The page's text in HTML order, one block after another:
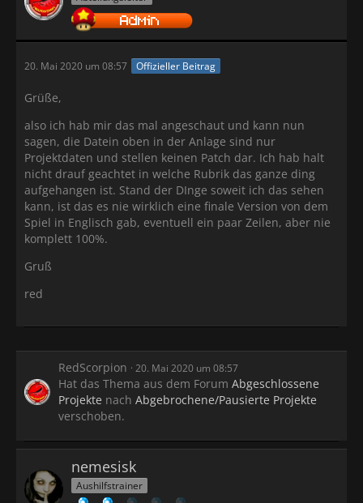
20. Mai 2020 um 08:57 Offizieller Beitrag
Grüße,
also ich hab mir das mal angeschaut und kann nun
sagen, die Datein oben in der Anlage sind nur
Projektdaten und stellen keinen Patch dar. Ich hab halt
nicht drauf geachtet in welche Rubrik das ganze ding
aufgehangen ist. Stand der DInge soweit ich das sehen
kann, ist das es nie wirklich eine finale Version von dem
Spiel in Englisch gab, eventuell ein paar Zeilen, aber nie
komplett 100%.
Gruß
red
RedScorpion 20. Mai 2020 um 08:57
Hat das Thema aus dem Forum Abgeschlossene
Projekte nach Abgebrochene/Pausierte Projekte
verschoben.
nemesisk
Aushilfstrainer